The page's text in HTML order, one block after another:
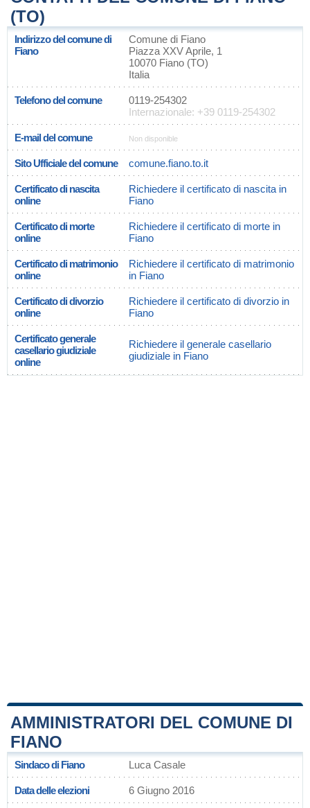
(TO)
Indirizzo del comune di
Fiano
Comune di Fiano
Piazza XXV Aprile, 1
10070 Fiano (TO)
Italia
Telefono del comune
0119-254302
Internazionale: +39 0119-254302
E-mail del comune Non disponible
Sito Ufficiale del comune comune.fiano.to.it
Certificato di nascita
online
Richiedere il certificato di nascita in
Fiano
Certificato di morte
online
Richiedere il certificato di morte in
Fiano
Certificato di matrimonio
online
Richiedere il certificato di matrimonio
in Fiano
Certificato di divorzio
online
Richiedere il certificato di divorzio in
Fiano
Certificato generale
casellario giudiziale
online
Richiedere il generale casellario
giudiziale in Fiano
AMMINISTRATORI DEL COMUNE DI
FIANO
Sindaco di Fiano Luca Casale
Data delle elezioni 6 Giugno 2016